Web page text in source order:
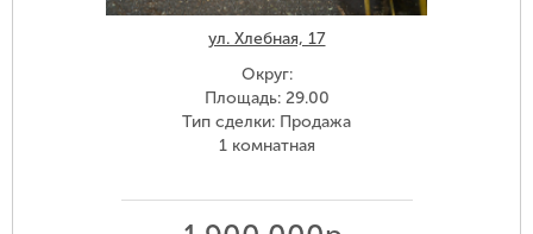
ул. Хлебная, 17
Округ:
Площадь: 29.00
Тип сделки: Продажа
1 комнатная